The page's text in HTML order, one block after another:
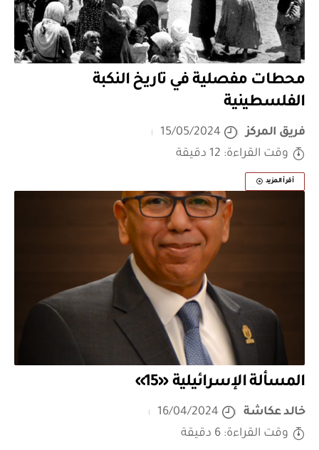
محطات مفصلية في تاريخ النكبة
الفلسطينية
فريق المركز
15/05/2024
وقت القراءة: 12 دقيقة
أقرأ المزيد
المسألة الإسرائيلية «15»
خالد عكاشة
16/04/2024
وقت القراءة: 6 دقيقة